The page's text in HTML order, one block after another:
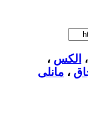
، الکس ،
، مانلی